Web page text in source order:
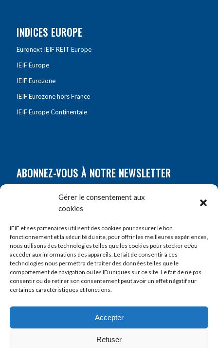
Gérer le consentement aux
cookies
IEIF et ses partenaires utilisent des cookies pour assurer le bon
fonctionnement et la sécurité du site, pour offrir les meilleures expériences,
nous utilisons des technologies telles que les cookies pour stocker et/ou
accéder aux informations des appareils. Le fait de consentir à ces
technologies nous permettra de traiter des données telles que le
comportement de navigation ou les ID uniques sur ce site. Le fait de ne pas
consentir ou de retirer son consentement peut avoir un effet négatif sur
certaines caractéristiques et fonctions.
Accepter
Refuser
INDICES EUROPE
Euronext IEIF REIT Europe
IEIF Europe
IEIF Eurozone
IEIF Eurozone hors France
IEIF Europe Continentale
ABONNEZ-VOUS À NOTRE NEWSLETTER
Prénom*
E-mail*